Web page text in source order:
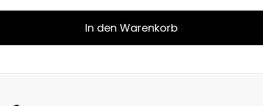
In den Warenkorb